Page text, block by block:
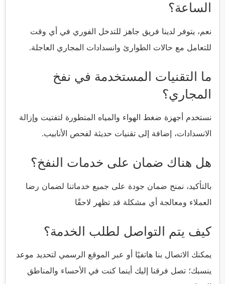
الساعة؟
نعم، يتوفر لدينا فريق جاهز للتدخل الفوري في أي وقت
للتعامل مع حالات الطوارئ وانسدادات المجاري العاجلة.
ما التقنيات المستخدمة في نفخ
المجاري؟
نستخدم أجهزة ضغط الهواء والمياه المتطورة لتفتيت وإزالة
الانسدادات، إضافة إلى تقنيات حديثة لفحص الأنابيب.
هل هناك ضمان على خدمات النفخ؟
بالتأكيد، نمنح ضمان جودة على جميع خدماتنا لضمان رضا
العملاء ومعالجة أي مشكلة قد تظهر لاحقًا
كيف يتم التواصل لطلب الخدمة؟
يمكنك الاتصال بنا هاتفيًا أو عبر الموقع الرسمي لتحديد موعد
ينسبك؛ تصل فرقنا إليك أينما كنت في الأحساء والمناطق